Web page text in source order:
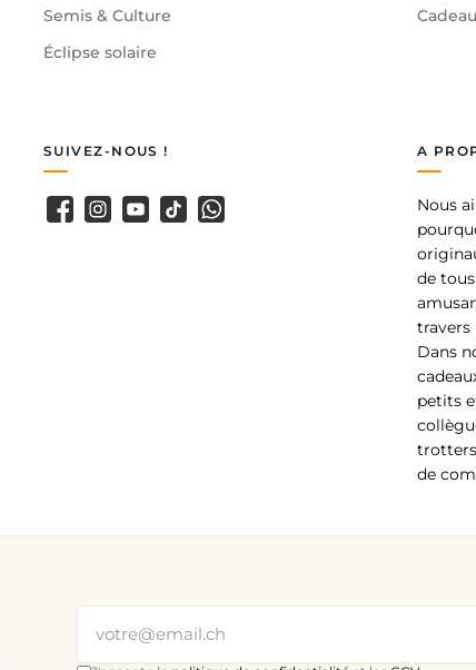
Semis & Culture
Éclipse solaire
A
Nous
de
travers
Dans
petits
de
SUIVEZ-NOUS !
Facebook
Instagram
YouTubeTikTokWhatsApp